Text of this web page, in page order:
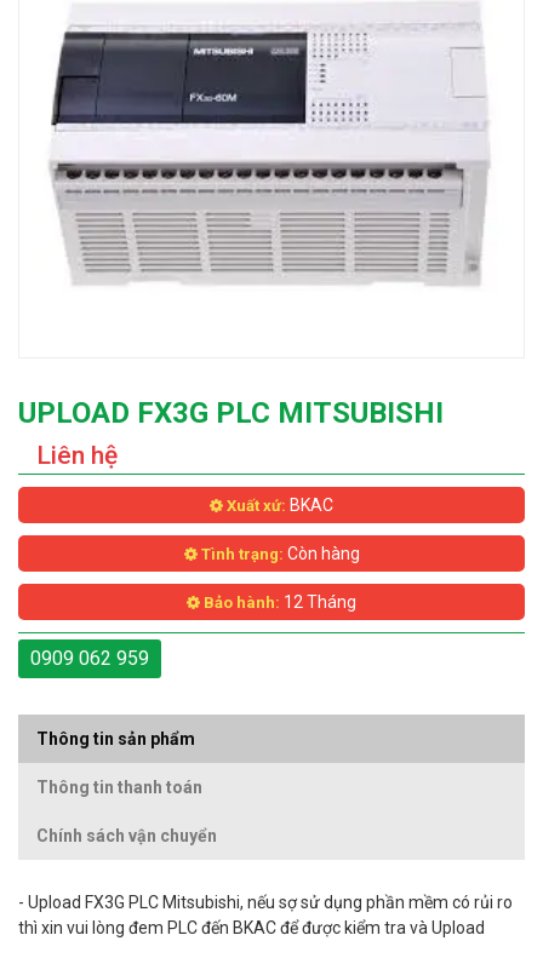
UPLOAD FX3G PLC MITSUBISHI
Liên hệ
Xuất xứ: BKAC
Tình trạng: Còn hàng
Bảo hành: 12 Tháng
0909 062 959
Thông tin sản phẩm
Thông tin thanh toán
Chính sách vận chuyển
- Upload FX3G PLC Mitsubishi, nếu sợ sử dụng phần mềm có rủi ro
thì xin vui lòng đem PLC đến BKAC để được kiểm tra và Upload